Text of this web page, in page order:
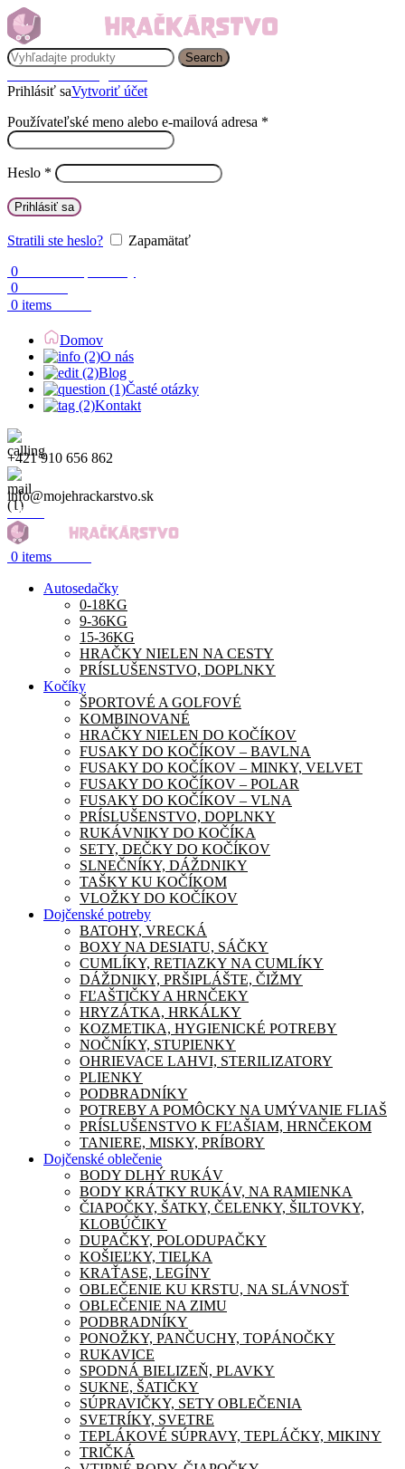
Search
Prihlásiť saVytvoriť účet
Používateľské meno alebo e-mailová adresa *
Heslo *
Prihlásiť sa
Stratili ste heslo?
Zapamätať
0
0
0 items
Domov
O nás
Blog
Časté otázky
Kontakt
+421 910 656 862
info@mojehrackarstvo.sk
Menu
0 items
Autosedačky
0-18KG
9-36KG
15-36KG
HRAČKY NIELEN NA CESTY
PRÍSLUŠENSTVO, DOPLNKY
Kočíky
ŠPORTOVÉ A GOLFOVÉ
KOMBINOVANÉ
HRAČKY NIELEN DO KOČÍKOV
FUSAKY DO KOČÍKOV – BAVLNA
FUSAKY DO KOČÍKOV – MINKY, VELVET
FUSAKY DO KOČÍKOV – POLAR
FUSAKY DO KOČÍKOV – VLNA
PRÍSLUŠENSTVO, DOPLNKY
RUKÁVNIKY DO KOČÍKA
SETY, DEČKY DO KOČÍKOV
SLNEČNÍKY, DÁŽDNIKY
TAŠKY KU KOČÍKOM
VLOŽKY DO KOČÍKOV
Dojčenské potreby
BATOHY, VRECKÁ
BOXY NA DESIATU, SÁČKY
CUMLÍKY, RETIAZKY NA CUMLÍKY
DÁŽDNIKY, PRŠIPLÁŠTE, ČIŽMY
FĽAŠTIČKY A HRNČEKY
HRYZÁTKA, HRKÁLKY
KOZMETIKA, HYGIENICKÉ POTREBY
NOČNÍKY, STUPIENKY
OHRIEVACE LAHVI, STERILIZATORY
PLIENKY
PODBRADNÍKY
POTREBY A POMÔCKY NA UMÝVANIE FLIAŠ
PRÍSLUŠENSTVO K FĽAŠIAM, HRNČEKOM
TANIERE, MISKY, PRÍBORY
Dojčenské oblečenie
BODY DLHÝ RUKÁV
BODY KRÁTKY RUKÁV, NA RAMIENKA
ČIAPOČKY, ŠATKY, ČELENKY, ŠILTOVKY,
KLOBÚČIKY
DUPAČKY, POLODUPAČKY
KOŠIEĽKY, TIELKA
KRAŤASE, LEGÍNY
OBLEČENIE KU KRSTU, NA SLÁVNOSŤ
OBLEČENIE NA ZIMU
PODBRADNÍKY
PONOŽKY, PANČUCHY, TOPÁNOČKY
RUKAVICE
SPODNÁ BIELIZEŇ, PLAVKY
SUKNE, ŠATIČKY
SÚPRAVIČKY, SETY OBLEČENIA
SVETRÍKY, SVETRE
TEPLÁKOVÉ SÚPRAVY, TEPLÁČKY, MIKINY
TRIČKÁ